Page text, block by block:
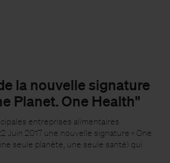
la nouvelle signature
Planet. One Health"
entreprises alimentaires
Juin 2017 une nouvelle signature « One
seule planète, une seule santé) qui